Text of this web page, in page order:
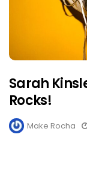
Sarah
Rocks!
Make Rocha